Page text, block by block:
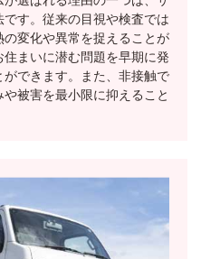
す。従来の目視や検査では
変化や異常を捉えることが
まいに潜む問題を早期に発
できます。また、非接触で
被害を最小限に抑えること